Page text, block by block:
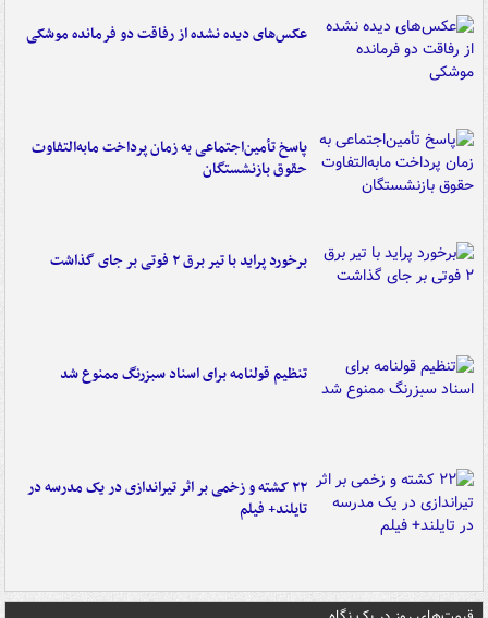
عکس‌های دیده نشده از رفاقت دو فرمانده‌ موشکی
پاسخ تأمین‌اجتماعی به زمان پرداخت مابه‌التفاوت
حقوق بازنشستگان
برخورد پراید با تیر برق ۲ فوتی بر جای گذاشت
تنظیم قولنامه برای اسناد سبزرنگ ممنوع شد
۲۲ کشته و زخمی بر اثر تیراندازی در یک مدرسه در
تایلند+ فیلم